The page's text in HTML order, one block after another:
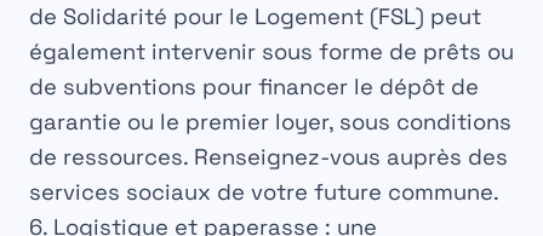
de Solidarité pour le Logement (FSL) peut
également intervenir sous forme de prêts ou
de subventions pour financer le dépôt de
garantie ou le premier loyer, sous conditions
de ressources. Renseignez-vous auprès des
services sociaux de votre future commune.
6. Logistique et paperasse : une